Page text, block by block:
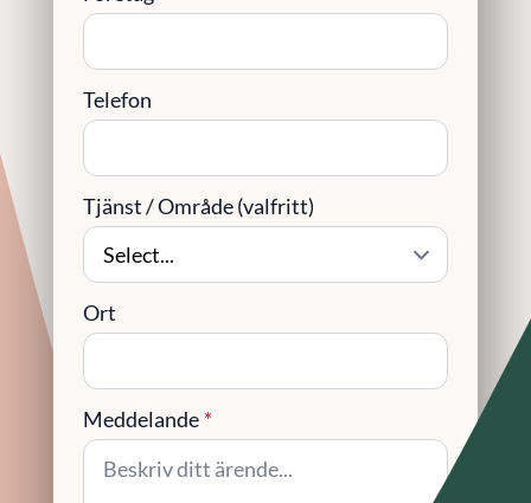
Telefon
Tjänst / Område (valfritt)
Ort
Meddelande *